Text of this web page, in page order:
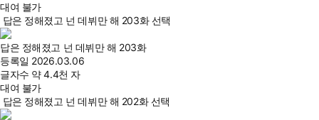
대여 불가
답은 정해졌고 넌 데뷔만 해 203화 선택
답은 정해졌고 넌 데뷔만 해 203화
등록일 2026.03.06
글자수 약 4.4천 자
대여 불가
답은 정해졌고 넌 데뷔만 해 202화 선택